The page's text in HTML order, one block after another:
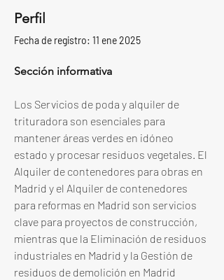
Perfil
Fecha de registro: 11 ene 2025
Sección informativa
Los Servicios de poda y alquiler de
trituradora son esenciales para
mantener áreas verdes en idóneo
estado y procesar residuos vegetales. El
Alquiler de contenedores para obras en
Madrid y el Alquiler de contenedores
para reformas en Madrid son servicios
clave para proyectos de construcción,
mientras que la Eliminación de residuos
industriales en Madrid y la Gestión de
residuos de demolición en Madrid